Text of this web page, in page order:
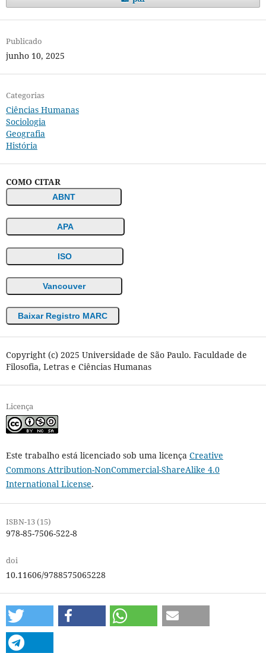
Publicado
junho 10, 2025
Categorias
Ciências Humanas
Sociologia
Geografia
História
COMO CITAR
ABNT
APA
ISO
Vancouver
Baixar Registro MARC
Copyright (c) 2025 Universidade de São Paulo. Faculdade de
Filosofia, Letras e Ciências Humanas
Licença
Este trabalho está licenciado sob uma licença Creative
Commons Attribution-NonCommercial-ShareAlike 4.0
International License.
ISBN-13 (15)
978-85-7506-522-8
doi
10.11606/9788575065228